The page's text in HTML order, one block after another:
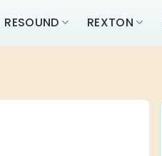
RESOUND REXTON